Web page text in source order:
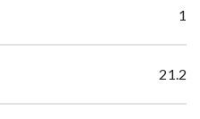
1
21.2